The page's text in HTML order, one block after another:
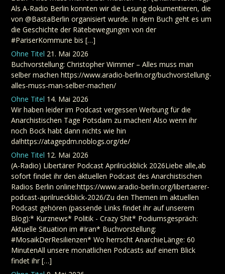
Als A-Radio Berlin konnten wir die Lesung dokumentieren, die
von @BastaBerlin organisiert wurde. In dem Buch geht es um
die Geschichte der Rätebewegungen von der
#PariserKommune bis […]
Ohne Titel 21. Mai 2026
Buchvorstellung: Christopher Wimmer – Alles muss man
selber machen https://www.aradio-berlin.org/buchvorstellung-
alles-muss-man-selber-machen/
Ohne Titel 14. Mai 2026
Wir haben leider im Podcast vergessen Werbung für die
Anarchistischen Tage Potsdam zu machen! Also wenn ihr
noch Bock habt dann nichts wie hin
da!https://atagepdm.noblogs.org/de/
Ohne Titel 12. Mai 2026
(A-Radio) Libertärer Podcast Aprilrückblick 2026Liebe alle,ab
sofort findet ihr den aktuellen Podcast des Anarchistischen
Radios Berlin online:https://www.aradio-berlin.org/libertaerer-
podcast-aprilrueckblick-2026/Zu den Themen im aktuellen
Podcast gehören (passende Links findet ihr auf unserem
Blog):* Kurznews* Politik - Crazy Shit* Podiumsgespräch:
Aktuelle Situation im #Iran* Buchvorstellung:
#MosaikDerResilienzen* Wo herrscht AnarchieLänge: 60
MinutenAll unsere monatlichen Podcasts auf einem Blick
findet ihr […]